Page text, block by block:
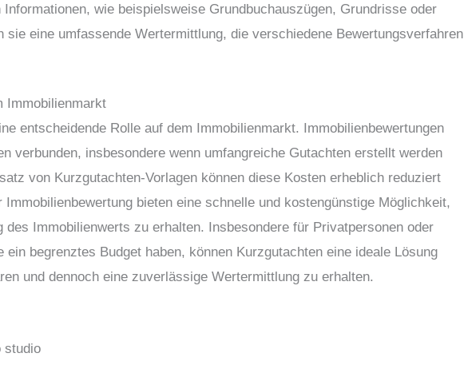
wie beispielsweise Grundbuchauszügen, Grundrisse oder
sie eine umfassende Wertermittlung, die verschiedene Bewertungsverfahren
Immobilienmarkt
entscheidende Rolle auf dem Immobilienmarkt. Immobilienbewertungen
verbunden, insbesondere wenn umfangreiche Gutachten erstellt werden
von Kurzgutachten-Vorlagen können diese Kosten erheblich reduziert
Immobilienbewertung bieten eine schnelle und kostengünstige Möglichkeit,
des Immobilienwerts zu erhalten. Insbesondere für Privatpersonen oder
ein begrenztes Budget haben, können Kurzgutachten eine ideale Lösung
und dennoch eine zuverlässige Wertermittlung zu erhalten.
studio